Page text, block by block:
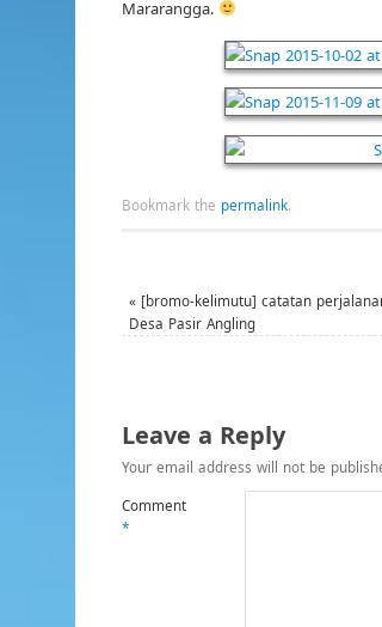
Mararangga.
Bookmark the permalink.
«[bromo-kelimutu] catatan
Desa Pasir Angling
Leave a Reply
Your email address will not be
Comment
*